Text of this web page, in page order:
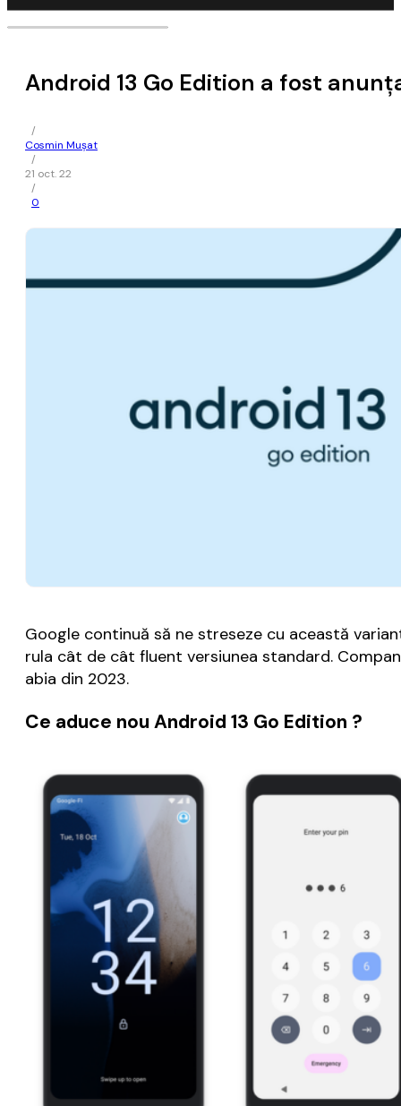
Android 13 Go Edition a fost
/
Cosmin Mușat
/
21 oct. 22
/
0
Google continuă să ne streseze cu această
rula cât de cât fluent versiunea standard.
abia din 2023.
Ce aduce nou Android 13 Go Edition ?